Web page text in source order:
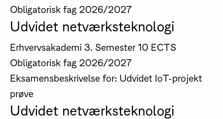
Obligatorisk fag 2026/2027
Udvidet netværksteknologi
Erhvervsakademi 3. Semester 10 ECTS
Obligatorisk fag 2026/2027
Eksamensbeskrivelse for: Udvidet IoT-projekt
prøve
Udvidet netværksteknologi